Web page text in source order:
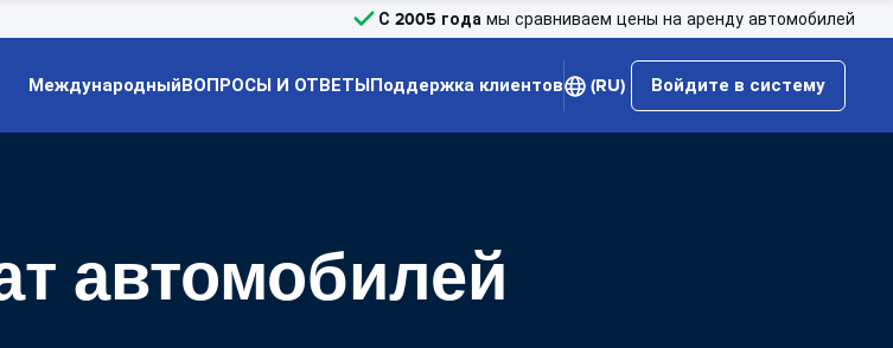
С 2005 года мы сравниваем цены на аренду автомобилей
МеждународныйВОПРОСЫ И ОТВЕТЫПоддержка клиентов (RU) Войдите в систему
автомобилей